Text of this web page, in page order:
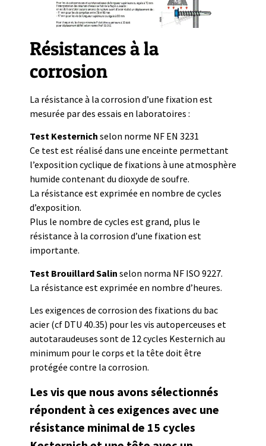
Résistances à la
corrosion
La résistance à la corrosion d’une fixation est
mesurée par des essais en laboratoires :
Test Kesternich selon norme NF EN 3231
Ce test est réalisé dans une enceinte permettant
l’exposition cyclique de fixations à une atmosphère
humide contenant du dioxyde de soufre.
La résistance est exprimée en nombre de cycles
d’exposition.
Plus le nombre de cycles est grand, plus le
résistance à la corrosion d’une fixation est
importante.
Test Brouillard Salin selon norma NF ISO 9227.
La résistance est exprimée en nombre d’heures.
Les exigences de corrosion des fixations du bac
acier (cf DTU 40.35) pour les vis autoperceuses et
autotaraudeuses sont de 12 cycles Kesternich au
minimum pour le corps et la tête doit être
protégée contre la corrosion.
Les vis que nous avons sélectionnés
répondent à ces exigences avec une
résistance minimal de 15 cycles